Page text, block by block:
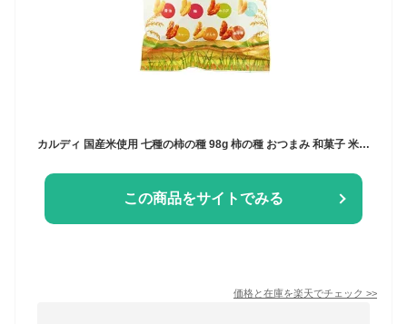
カルディ 国産米使用 七種の柿の種 98g 柿の種 おつまみ 和菓子 米菓 あられ
この商品をサイトでみる
価格と在庫を楽天でチェック >>